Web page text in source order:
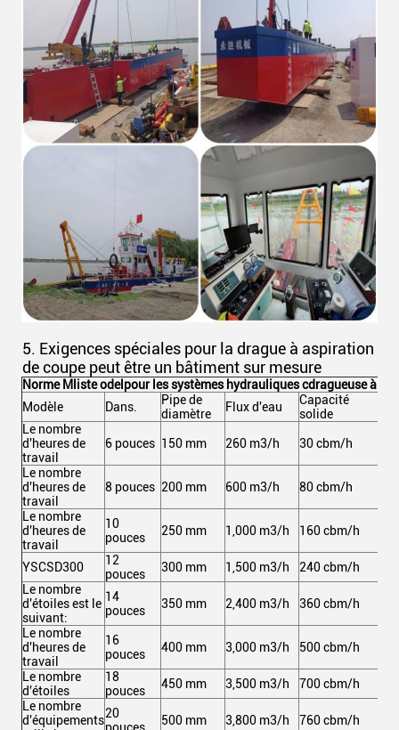
5. Exigences spéciales pour la drague à aspiration
de coupe peut être un bâtiment sur mesure
Norme M liste odel pour les systèmes hydrauliques cdragueuse à
Modèle
Dans.
Pipe de
diamètre
Flux d'eau
Capacité
solide
Le nombre
d'heures de
travail
6 pouces 150 mm 260 m3/h 30 cbm/h
Le nombre
d'heures de
travail
8 pouces 200 mm 600 m3/h 80 cbm/h
Le nombre
d'heures de
travail
10
pouces
250 mm 1,000 m3/h 160 cbm/h
YSCSD300
12
pouces
300 mm 1,500 m3/h 240 cbm/h
Le nombre
d'étoiles est le
suivant:
14
pouces
350 mm 2,400 m3/h 360 cbm/h
Le nombre
d'heures de
travail
16
pouces
400 mm 3,000 m3/h 500 cbm/h
Le nombre
d'étoiles
18
pouces
450 mm 3,500 m3/h 700 cbm/h
Le nombre
d'équipements20
pouces
500 mm 3,800 m3/h 760 cbm/h